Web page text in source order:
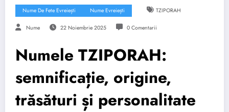
Nume De Fete Evreiești Nume Evreiești TZIPORAH
Nume 22 Noiembrie 2025 0 Comentarii
Numele TZIPORAH:
semnificație, origine,
trăsături și personalitate